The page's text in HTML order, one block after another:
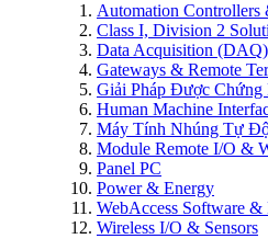
Automation Controllers
Class I, Division 2
Data Acquisition
Gateways & Remote
Giải Pháp Được Chứng
Human Machine
Máy Tính Nhúng Tự
Module Remote I/O &
Panel PC
Power & Energy
WebAccess Software &
Wireless I/O & Sensors